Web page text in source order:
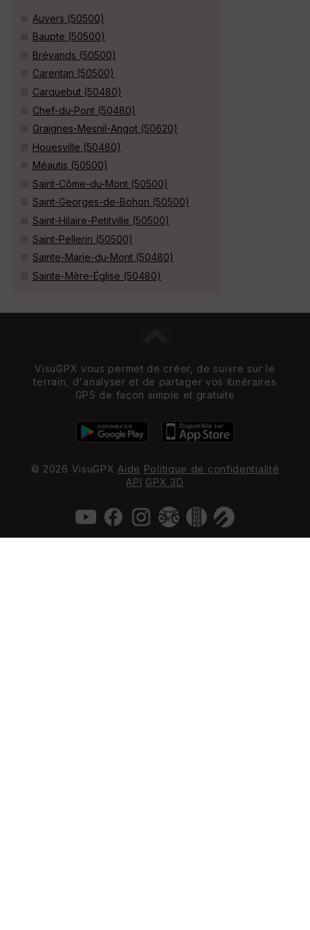
Auvers (50500)
Baupte (50500)
Brévands (50500)
Carentan (50500)
Carquebut (50480)
Chef-du-Pont (50480)
Graignes-Mesnil-Angot (50620)
Houesville (50480)
Méautis (50500)
Saint-Côme-du-Mont (50500)
Saint-Georges-de-Bohon (50500)
Saint-Hilaire-Petitville (50500)
Saint-Pellerin (50500)
Sainte-Marie-du-Mont (50480)
Sainte-Mère-Église (50480)
VisuGPX vous permet de créer, de suivre sur le
terrain, d'analyser et de partager vos itinéraires
GPS de façon simple et gratuite
© 2026 VisuGPX Aide Politique de confidentialité
API GPX 3D